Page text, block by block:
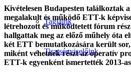
Tagjaink
Tisztségviselőink
Kivételesen Budapesten találkoztak
megalakult és működő ETT-k
létrehozott és működtetett fórum
hallgattak meg az előző műhely óta
két ETT bemutatkozására került
miként vehetnek részt az operatív
ETT-k egyenként ismertették 2013-